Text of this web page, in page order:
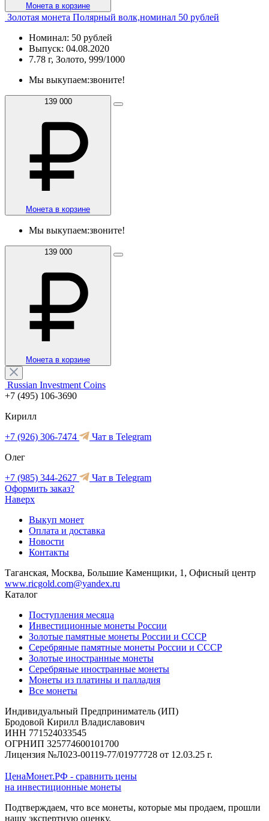
Монета в корзине
Золотая монета Полярный волк,номинал 50 рублей
Номинал: 50 рублей
Выпуск: 04.08.2020
7.78 г, Золото, 999/1000
Мы выкупаем:звоните!
139 000
Монета в корзине
Мы выкупаем:звоните!
139 000
Монета в корзине
Russian Investment Coins
+7 (495) 106-3690
Кирилл
+7 (926) 306-7474
Чат в Telegram
Олег
+7 (985) 344-2627
Чат в Telegram
Оформить заказ?
Наверх
Выкуп монет
Оплата и доставка
Новости
Контакты
Таганская, Москва, Большие Каменщики, 1, Офисный центр
www.ricgold.com@yandex.ru
Каталог
Поступления месяца
Инвестиционные монеты России
Золотые памятные монеты России и СССР
Серебряные памятные монеты России и СССР
Золотые иностранные монеты
Серебряные иностранные монеты
Монеты из платины и палладия
Все монеты
Индивидуальный Предприниматель (ИП)
Бродовой Кирилл Владиславович
ИНН 771524033545
ОГРНИП 325774600101700
Лицензия №Л023-00119-77/01977728 от 12.03.25 г.
ЦенаМонет.РФ - сравнить цены
на инвестиционные монеты
Подтверждаем, что все монеты, которые мы продаем, прошли
нашу экспертную оценку.